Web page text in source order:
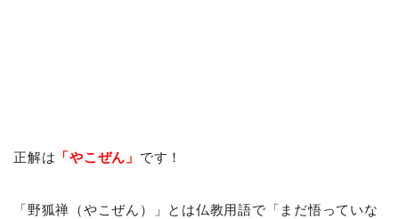
正解は 「やこぜん」 です！
「野狐禅（やこぜん）」とは仏教用語で「まだ悟っていな